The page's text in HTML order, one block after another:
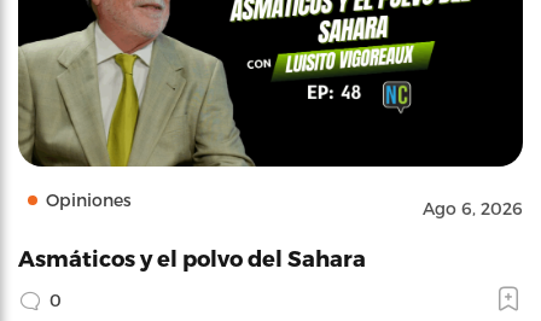
Opiniones Ago 6, 2026
Asmáticos y el polvo del Sahara
0